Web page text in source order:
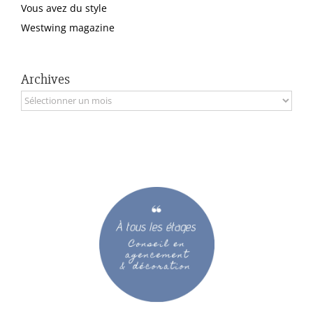
Vous avez du style
Westwing magazine
Archives
Archives